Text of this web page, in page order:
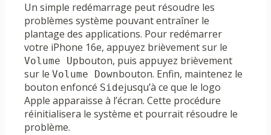
Un simple redémarrage peut résoudre les
problèmes système pouvant entraîner le
plantage des applications. Pour redémarrer
votre iPhone 16e, appuyez brièvement sur le
Volume Upbouton, puis appuyez brièvement
sur le Volume Downbouton. Enfin, maintenez le
bouton enfoncé Sidejusqu’à ce que le logo
Apple apparaisse à l’écran. Cette procédure
réinitialisera le système et pourrait résoudre le
problème.